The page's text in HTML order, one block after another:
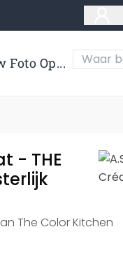
Foto Op...
- THE
The Color Kitchen